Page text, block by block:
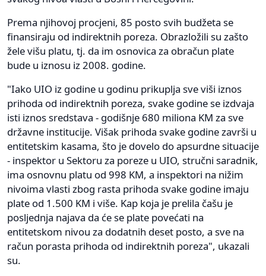
Prema njihovoj procjeni, 85 posto svih budžeta se
finansiraju od indirektnih poreza. Obrazložili su zašto
žele višu platu, tj. da im osnovica za obračun plate
bude u iznosu iz 2008. godine.
"Iako UIO iz godine u godinu prikuplja sve viši iznos
prihoda od indirektnih poreza, svake godine se izdvaja
isti iznos sredstava - godišnje 680 miliona KM za sve
državne institucije. Višak prihoda svake godine završi u
entitetskim kasama, što je dovelo do apsurdne situacije
- inspektor u Sektoru za poreze u UIO, stručni saradnik,
ima osnovnu platu od 998 KM, a inspektori na nižim
nivoima vlasti zbog rasta prihoda svake godine imaju
plate od 1.500 KM i više. Kap koja je prelila čašu je
posljednja najava da će se plate povećati na
entitetskom nivou za dodatnih deset posto, a sve na
račun porasta prihoda od indirektnih poreza", ukazali
su.